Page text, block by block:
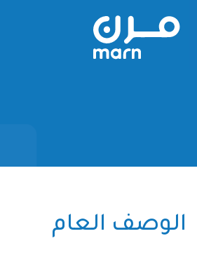
الوصف العام